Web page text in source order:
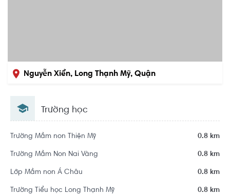
Nguyễn Xiển, Long Thạnh Mỹ, Quận
Trường học
Trường Mầm non Thiện Mỹ 0.8 km
Trường Mầm Non Nai Vàng 0.8 km
Lớp Mầm non Á Châu 0.8 km
Trường Tiểu học Long Thạnh Mỹ 0.8 km